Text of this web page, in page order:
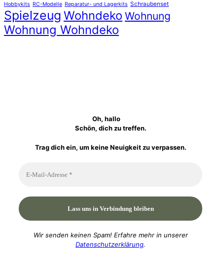
Hobbykits RC-Modelle Reparatur- und Lagerkits Schraubenset
Spielzeug Wohndeko Wohnung
Wohnung Wohndeko
Oh, hallo
Schön, dich zu treffen.
Trag dich ein, um keine Neuigkeit zu verpassen.
Wir senden keinen Spam! Erfahre mehr in unserer
Datenschutzerklärung.